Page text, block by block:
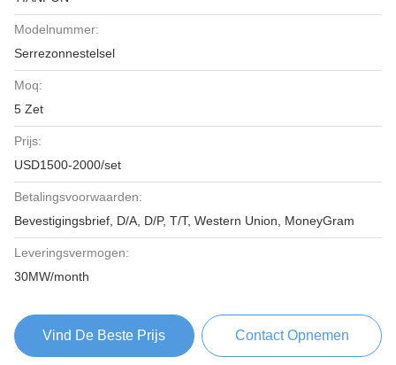
Modelnummer:
Serrezonnestelsel
Moq:
5 Zet
Prijs:
USD1500-2000/set
Betalingsvoorwaarden:
Bevestigingsbrief, D/A, D/P, T/T, Western Union, MoneyGram
Leveringsvermogen:
30MW/month
Vind De Beste Prijs Contact Opnemen